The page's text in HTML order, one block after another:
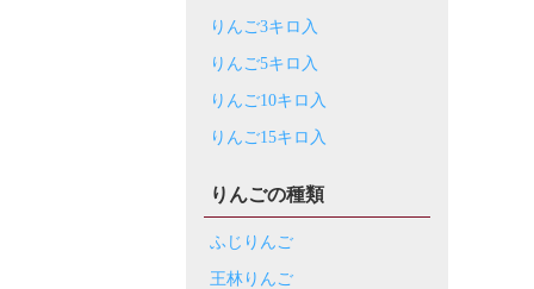
りんご3キロ入
りんご5キロ入
りんご10キロ入
りんご15キロ入
りんごの種類
ふじりんご
王林りんご